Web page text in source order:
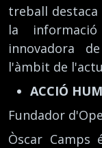
treball destaca
la
innovadora
l'àmbit de
ACCIÓ
Fundador
Òscar Camps